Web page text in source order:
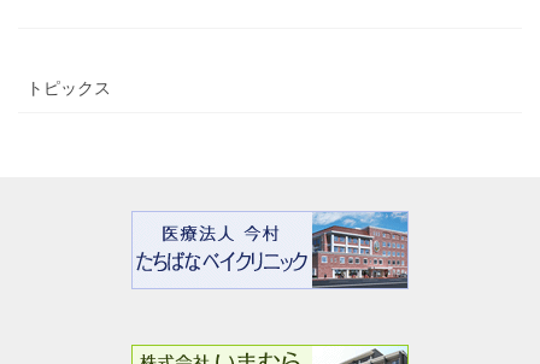
トピックス